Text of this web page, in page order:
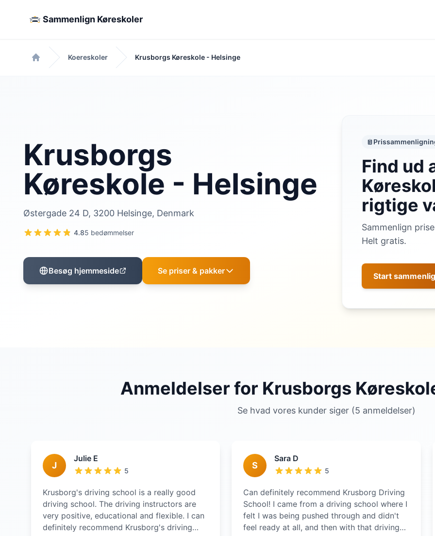
Sammenlign Køreskoler
Forside
Koereskoler Krusborgs Køreskole - Helsinge
Krusborgs
Køreskole - Helsinge
Østergade 24 D, 3200 Helsinge, Denmark
4.85 bedømmelser
Besøg hjemmeside Se priser & pakker
Find ud
rigtige
Sammenlign
Helt gratis.
Start
Anmeldelser for Krusborgs
Se hvad vores kunder siger (5 anmeldelser)
J
Julie E
5
Krusborg's driving school is a really good
driving school. The driving instructors are
very positive, educational and flexible. I can
definitely recommend Krusborg's driving
S
Sara D
5
Can definitely recommend Krusborg Driving
School! I came from a driving school where I
felt I was being pushed through and didn't
feel ready at all, and then with that driving